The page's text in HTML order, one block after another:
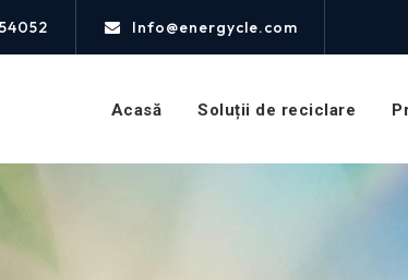
Info@energycle.com
Acasă Soluții de reciclare